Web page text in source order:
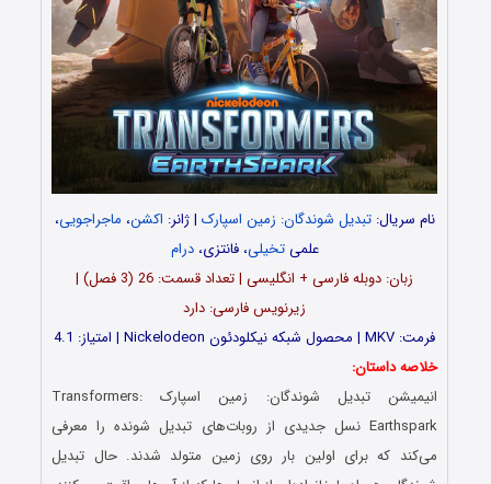
نام سریال:تبدیل شوندگان: زمین اسپارک | ژانر: اکشن، ماجراجویی،
علمیتخیلی، فانتزی،درام
زبان: دوبله فارسی + انگلیسی | تعداد قسمت‌‌‌: 26 (3 فصل) |
زیرنویس فارسی: دارد
فرمت: MKV | محصول شبکه نیکلودئون Nickelodeon | امتیاز: 4.1
خلاصه داستان:
انیمیشنتبدیل شوندگان: زمین اسپارک
Transformers:
Earthspark نسل جدیدی از روبات‌های تبدیل شونده را معرفی
می‌کند که برای اولین بار روی زمین متولد شدند. حال تبدیل